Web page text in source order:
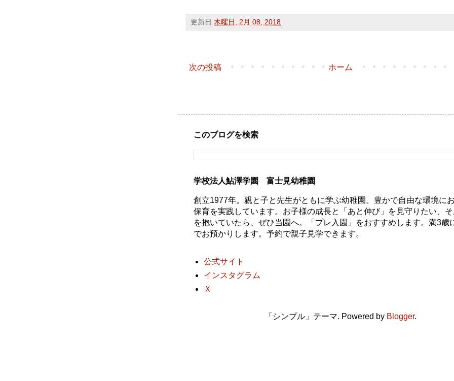
更新日 木曜日, 2月 08, 2018
次の投稿 ホーム
このブログを検索
学校法人鮎澤学園 富士見幼稚園
創立1977年。親と子と先生がともに学ぶ幼稚園。豊かで自由な環境に
保育を実践しています。お子様の成長と「あと伸び」を見守りたい、
を抱いていたら、ぜひ当園へ。「プレ入園」をおすすめします。満3歳
でお預かりします。予約で親子見学できます。
公式サイト
インスタグラム
Ｘ
「シンプル」テーマ. Powered by Blogger.